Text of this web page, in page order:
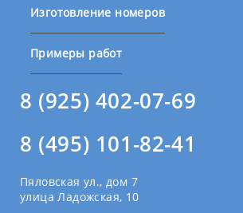
Изготовление номеров
Примеры работ
8 (925) 402-07-69
8 (495) 101-82-41
Пяловская ул., дом 7
улица Ладожская, 10